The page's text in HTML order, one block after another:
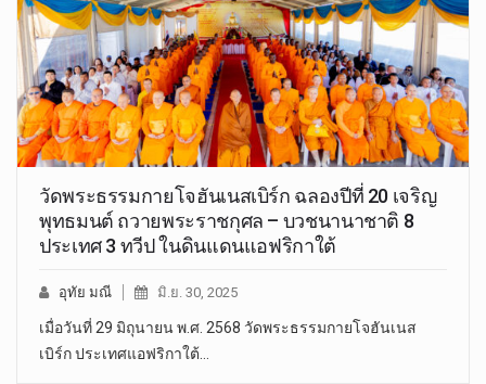
วัดพระธรรมกายโจฮันเนสเบิร์ก ฉลองปีที่ 20 เจริญ
พุทธมนต์ ถวายพระราชกุศล – บวชนานาชาติ 8
ประเทศ 3 ทวีป ในดินแดนแอฟริกาใต้
อุทัย มณี มิ.ย. 30, 2025
เมื่อวันที่ 29 มิถุนายน พ.ศ. 2568 วัดพระธรรมกายโจฮันเนส
เบิร์ก ประเทศแอฟริกาใต้…